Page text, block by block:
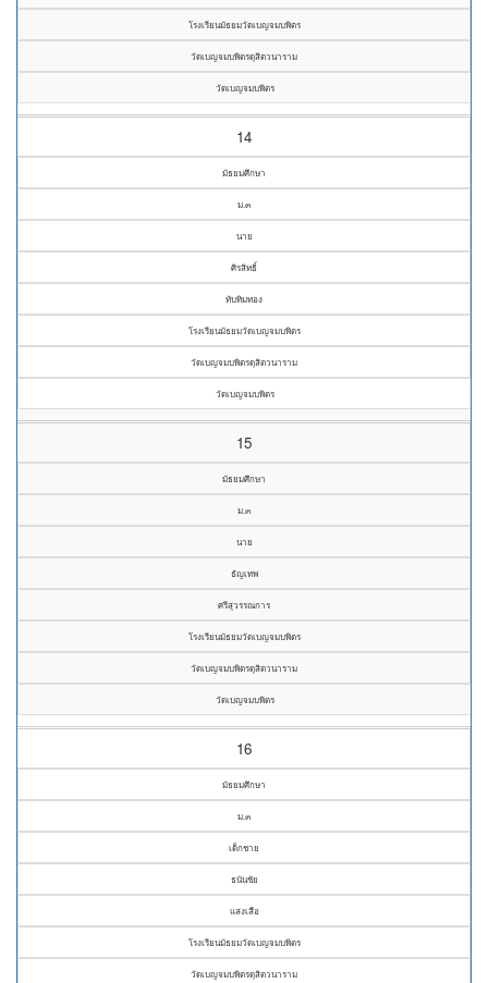
โรงเรียนมัธยมวัดเบญจมบพิตร
วัดเบญจมบพิตรดุสิตวนาราม
วัดเบญจมบพิตร
14
มัธยมศึกษา
ม.๓
นาย
ศิรสิทธิ์
ทับทิมทอง
โรงเรียนมัธยมวัดเบญจมบพิตร
วัดเบญจมบพิตรดุสิตวนาราม
วัดเบญจมบพิตร
15
มัธยมศึกษา
ม.๓
นาย
ธัญเทพ
ศรีสุวรรณการ
โรงเรียนมัธยมวัดเบญจมบพิตร
วัดเบญจมบพิตรดุสิตวนาราม
วัดเบญจมบพิตร
16
มัธยมศึกษา
ม.๓
เด็กชาย
ธนันชัย
แสงเสือ
โรงเรียนมัธยมวัดเบญจมบพิตร
วัดเบญจมบพิตรดุสิตวนาราม